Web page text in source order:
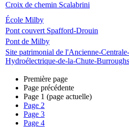
Croix de chemin Scalabrini
École Milby
Pont couvert Spafford-Drouin
Pont de Milby
Site patrimonial de l'Ancienne-Centrale-
Hydroélectrique-de-la-Chute-Burroughs
Première page
Page précédente
Page 1 (page actuelle)
Page 2
Page 3
Page 4